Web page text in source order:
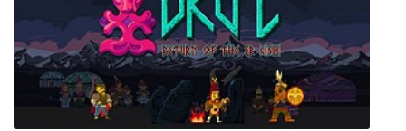
Super Soccer Blast